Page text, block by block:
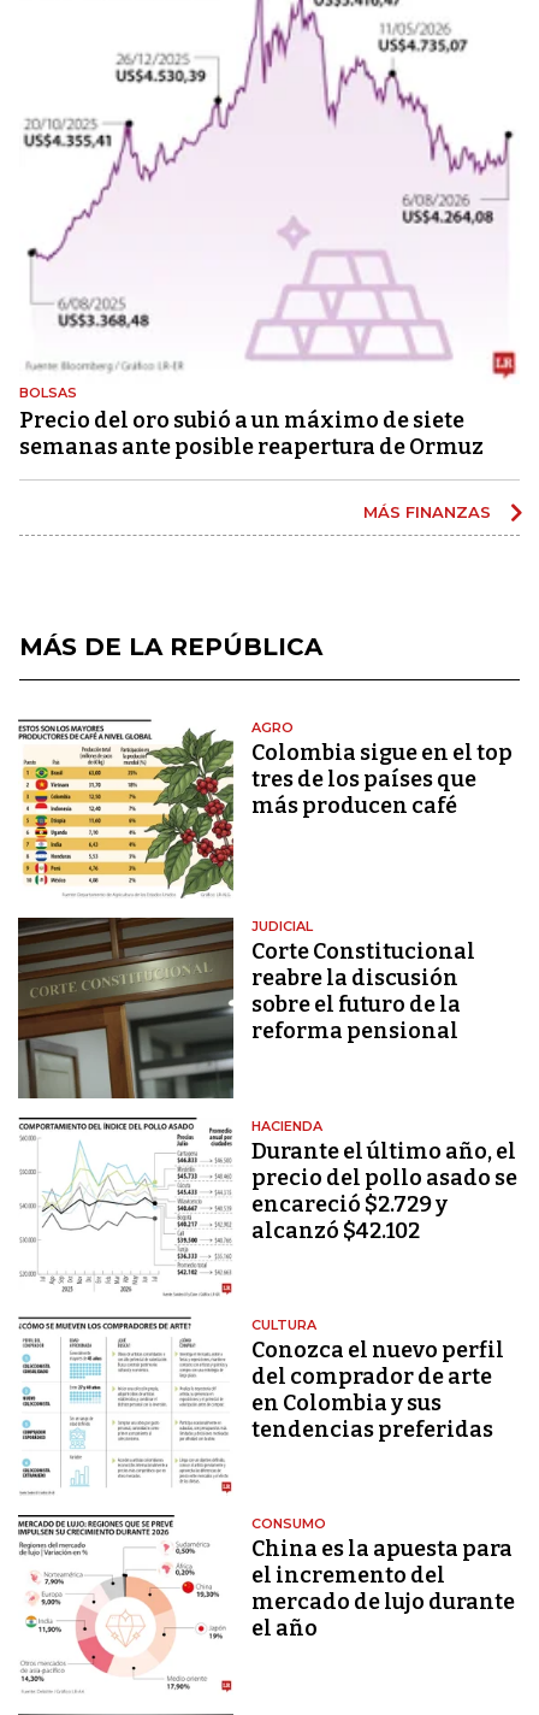
BOLSAS
Precio del oro subió a un máximo de siete
semanas ante posible reapertura de Ormuz
MÁS FINANZAS
MÁS DE LA REPÚBLICA
AGRO
Colombia sigue en el top
tres de los países que
más producen café
JUDICIAL
Corte Constitucional
reabre la discusión
sobre el futuro de la
reforma pensional
HACIENDA
Durante el último año, el
precio del pollo asado se
encareció $2.729 y
alcanzó $42.102
CULTURA
Conozca el nuevo perfil
del comprador de arte
en Colombia y sus
tendencias preferidas
CONSUMO
China es la apuesta para
el incremento del
mercado de lujo durante
el año